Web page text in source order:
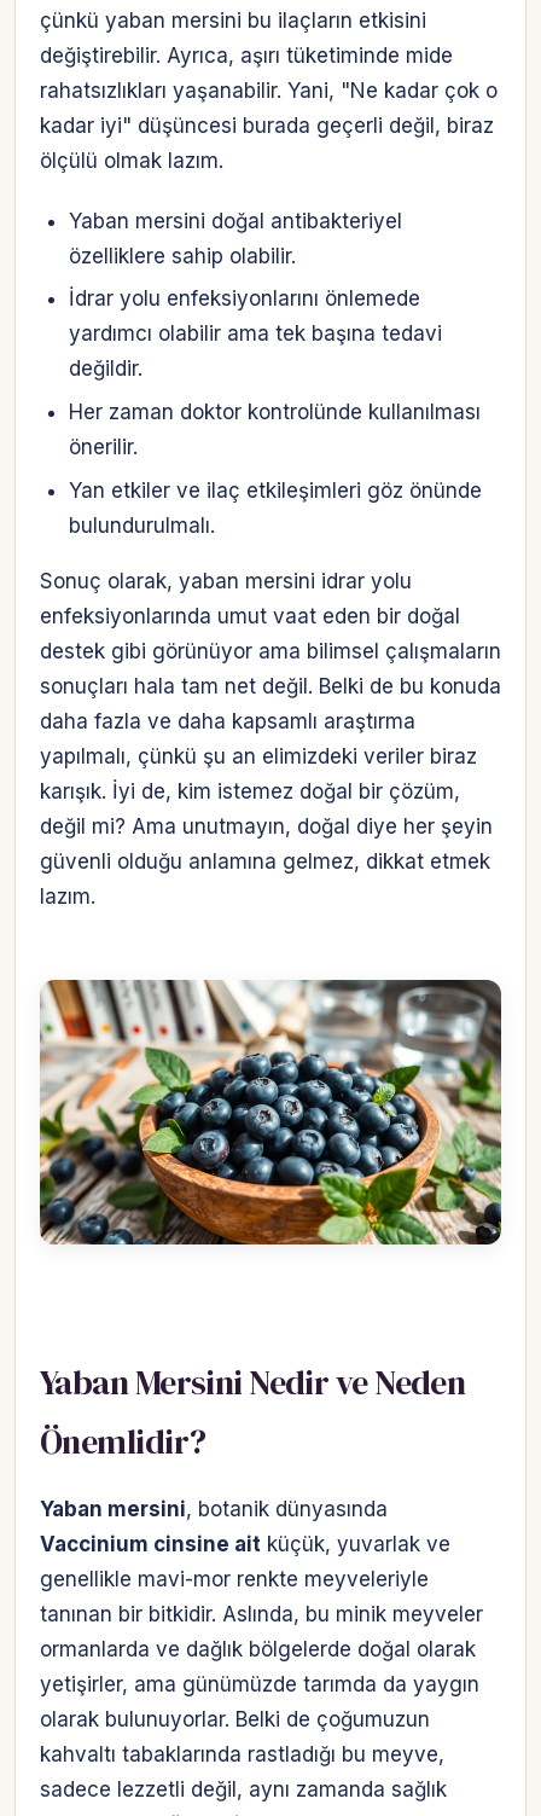
çünkü yaban mersini bu ilaçların etkisini
değiştirebilir. Ayrıca, aşırı tüketiminde mide
rahatsızlıkları yaşanabilir. Yani, "Ne kadar çok o
kadar iyi" düşüncesi burada geçerli değil, biraz
ölçülü olmak lazım.
Yaban mersini doğal antibakteriyel
özelliklere sahip olabilir.
İdrar yolu enfeksiyonlarını önlemede
yardımcı olabilir ama tek başına tedavi
değildir.
Her zaman doktor kontrolünde kullanılması
önerilir.
Yan etkiler ve ilaç etkileşimleri göz önünde
bulundurulmalı.
Sonuç olarak, yaban mersini idrar yolu
enfeksiyonlarında umut vaat eden bir doğal
destek gibi görünüyor ama bilimsel çalışmaların
sonuçları hala tam net değil. Belki de bu konuda
daha fazla ve daha kapsamlı araştırma
yapılmalı, çünkü şu an elimizdeki veriler biraz
karışık. İyi de, kim istemez doğal bir çözüm,
değil mi? Ama unutmayın, doğal diye her şeyin
güvenli olduğu anlamına gelmez, dikkat etmek
lazım.
Yaban Mersini Nedir ve Neden
Önemlidir?
Yaban mersini, botanik dünyasında
Vaccinium cinsine ait küçük, yuvarlak ve
genellikle mavi-mor renkte meyveleriyle
tanınan bir bitkidir. Aslında, bu minik meyveler
ormanlarda ve dağlık bölgelerde doğal olarak
yetişirler, ama günümüzde tarımda da yaygın
olarak bulunuyorlar. Belki de çoğumuzun
kahvaltı tabaklarında rastladığı bu meyve,
sadece lezzetli değil, aynı zamanda sağlık